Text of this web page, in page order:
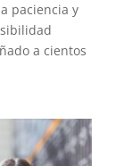
paciencia y
a cientos